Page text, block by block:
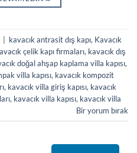
kavacık antrasit dış kapı, Kavacık
çelik kapı firmaları, kavacık dış
doğal ahşap kaplama villa kapısı,
villa kapısı, kavacık kompozit
, kavacık villa giriş kapısı, kavacık
, kavacık villa kapısı, kavacık villa
Bir yorum bırak